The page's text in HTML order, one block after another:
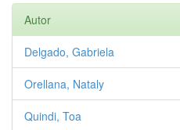
Autor
Delgado, Gabriela
Orellana, Nataly
Quindi, Toa